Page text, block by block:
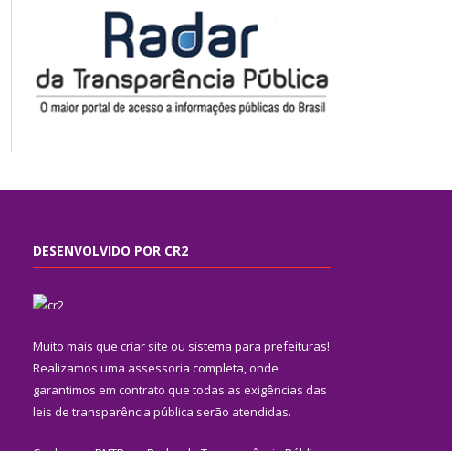
DESENVOLVIDO POR CR2
Muito mais que criar site ou sistema para prefeituras!
Realizamos uma assessoria completa, onde
garantimos em contrato que todas as exigências das
leis de transparência pública serão atendidas.